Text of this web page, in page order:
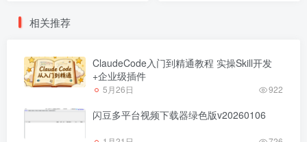
相关推荐
ClaudeCode入门到精通教程 实操Skill开发
+企业级插件
5月26日 922
闪豆多平台视频下载器绿色版v20260106